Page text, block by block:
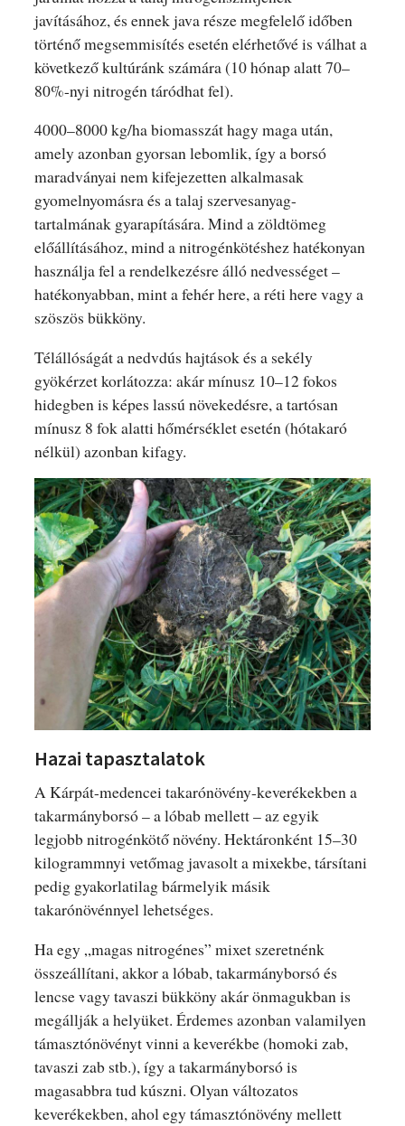
javításához, és ennek java része megfelelő időben
történő megsemmisítés esetén elérhetővé is válhat a
következő kultúránk számára (10 hónap alatt 70–
80%-nyi nitrogén táródhat fel).
4000–8000 kg/ha biomasszát hagy maga után,
amely azonban gyorsan lebomlik, így a borsó
maradványai nem kifejezetten alkalmasak
gyomelnyomásra és a talaj szervesanyag-
tartalmának gyarapítására. Mind a zöldtömeg
előállításához, mind a nitrogénkötéshez hatékonyan
használja fel a rendelkezésre álló nedvességet –
hatékonyabban, mint a fehér here, a réti here vagy a
szöszös bükköny.
Télállóságát a nedvdús hajtások és a sekély
gyökérzet korlátozza: akár mínusz 10–12 fokos
hidegben is képes lassú növekedésre, a tartósan
mínusz 8 fok alatti hőmérséklet esetén (hótakaró
nélkül) azonban kifagy.
Hazai tapasztalatok
A Kárpát-medencei takarónövény-keverékekben a
takarmányborsó – a lóbab mellett – az egyik
legjobb nitrogénkötő növény. Hektáronként 15–30
kilogrammnyi vetőmag javasolt a mixekbe, társítani
pedig gyakorlatilag bármelyik másik
takarónövénnyel lehetséges.
Ha egy „magas nitrogénes” mixet szeretnénk
összeállítani, akkor a lóbab, takarmányborsó és
lencse vagy tavaszi bükköny akár önmagukban is
megállják a helyüket. Érdemes azonban valamilyen
támasztónövényt vinni a keverékbe (homoki zab,
tavaszi zab stb.), így a takarmányborsó is
magasabbra tud kúszni. Olyan változatos
keverékekben, ahol egy támasztónövény mellett